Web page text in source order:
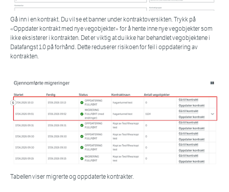
Gå inn i en kontrakt. Du vil se et banner under kontraktoversikten. Trykk på
«Oppdater kontrakt med nye vegobjekter» for å hente inne nye vegobjekter som
ikke eksisterer i kontrakten. Det er viktig at du ikke har behandlet vegobjektene i
Datafangst 1.0 på forhånd. Dette reduserer risikoen for feil i oppdatering av
kontrakten.
Tabellen viser migrerte og oppdaterte kontrakter.